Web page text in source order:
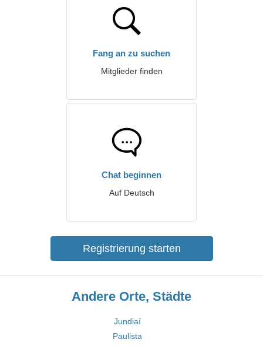
Fang an zu suchen
Mitglieder finden
Chat beginnen
Auf Deutsch
Registrierung starten
Andere Orte, Städte
Jundiaí
Paulista